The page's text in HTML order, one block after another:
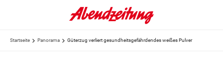
Startseite Panorama Güterzug verliert gesundheitsgefährdendes weißes Pulver